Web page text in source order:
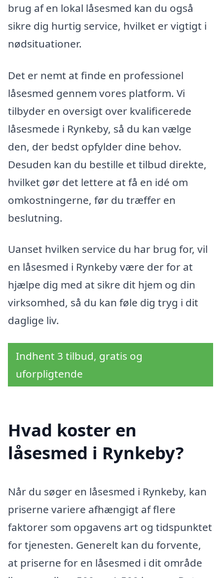
brug af en lokal låsesmed kan du også
sikre dig hurtig service, hvilket er vigtigt i
nødsituationer.
Det er nemt at finde en professionel
låsesmed gennem vores platform. Vi
tilbyder en oversigt over kvalificerede
låsesmede i Rynkeby, så du kan vælge
den, der bedst opfylder dine behov.
Desuden kan du bestille et tilbud direkte,
hvilket gør det lettere at få en idé om
omkostningerne, før du træffer en
beslutning.
Uanset hvilken service du har brug for, vil
en låsesmed i Rynkeby være der for at
hjælpe dig med at sikre dit hjem og din
virksomhed, så du kan føle dig tryg i dit
daglige liv.
Indhent 3 tilbud, gratis og
uforpligtende
Hvad koster en
låsesmed i Rynkeby?
Når du søger en låsesmed i Rynkeby, kan
priserne variere afhængigt af flere
faktorer som opgavens art og tidspunktet
for tjenesten. Generelt kan du forvente,
at priserne for en låsesmed i dit område